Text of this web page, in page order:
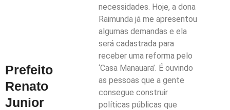
Prefeito
Renato
Junior
necessidades. Hoje, a dona
Raimunda já me apresentou
algumas demandas e ela
será cadastrada para
receber uma reforma pelo
‘Casa Manauara’. É ouvindo
as pessoas que a gente
consegue construir
políticas públicas que